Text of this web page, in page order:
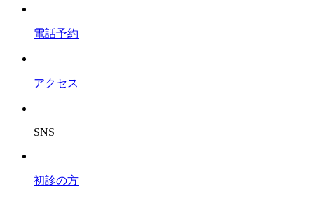
電話予約
アクセス
SNS
初診の方